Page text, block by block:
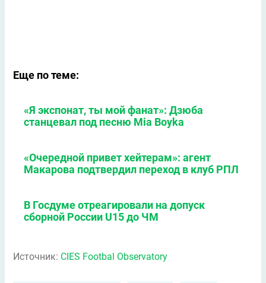
Еще по теме:
«Я экспонат, ты мой фанат»: Дзюба
станцевал под песню Mia Boyka
«Очередной привет хейтерам»: агент
Макарова подтвердил переход в клуб РПЛ
В Госдуме отреагировали на допуск
сборной России U15 до ЧМ
Источник: CIES Footbal Observatory